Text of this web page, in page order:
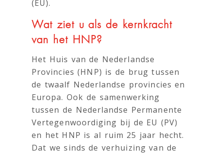
(EU).
Wat ziet u als de kernkracht
van het HNP?
Het Huis van de Nederlandse
Provincies (HNP) is de brug tussen
de twaalf Nederlandse provincies en
Europa. Ook de samenwerking
tussen de Nederlandse Permanente
Vertegenwoordiging bij de EU (PV)
en het HNP is al ruim 25 jaar hecht.
Dat we sinds de verhuizing van de